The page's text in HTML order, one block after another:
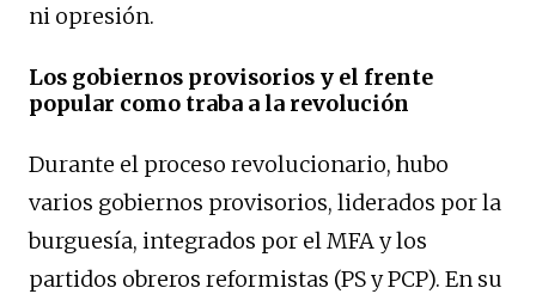
ni opresión.
Los gobiernos provisorios y el frente
popular como traba a la revolución
Durante el proceso revolucionario, hubo
varios gobiernos provisorios, liderados por la
burguesía, integrados por el MFA y los
partidos obreros reformistas (PS y PCP). En su